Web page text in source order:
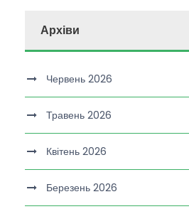
Архіви
Червень 2026
Травень 2026
Квітень 2026
Березень 2026